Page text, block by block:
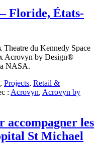
Floride, États-
Theatre du Kennedy Space
Acrovyn by Design®
NASA.
, Projects, Retail &
: Acrovyn, Acrovyn by
les
St Michael